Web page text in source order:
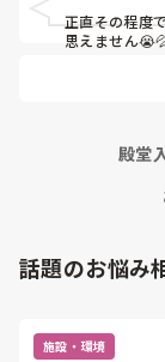
正直その程度
思えません
殿堂
話題のお悩み
施設・環境